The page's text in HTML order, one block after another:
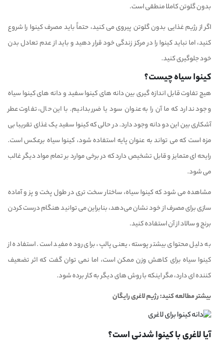
بدون گلوتن کاملا منطقی است.
اگر از رژیم غذایی بدون گلوتن پیروی می کنید، حتماً باید مصرف کینوا را شروع
کنید، اما نباید کینوا را در مرکز زندگی خود قرار دهید و باید از عدم تعادل بدن
خود جلوگیری کنید.
کینوا سیاه چیست؟
هیچ تفاوت قابل اندازه گیری بین دانه های کینوا سفید و دانه های کینوا سیاه
وجود ندارد که ما آن را به عنوان سود یا ضرر بدانیم. با این حال، تفاوت عطر
آشکاری بین این دو دانه وجود دارد. در حالی که کینوا سفید یک غذای تقریبا بی
مزه است که می تواند به عنوان پایه استفاده شود، کینوا سیاه برعکس است.
رایحه ای متمایز و قابل تشخیص دارد که در برخی موارد بر تمام مواد دیگر غالب
می شود.
مشاهده می شود که کینوا سیاه، ساختار سخت تری در طول پخت و پز و آماده
سازی برای مصرف از خود نشان می‌دهد، بنابراین می توانید هنگام درست کردن
برنج و سالاد از آن استفاده کنید.
به دلیل محتوای بیشتر پوسته، یعنی پالپ، برای روده مفید است. استفاده از
کینوا سیاه برای کاهش وزن ممکن است، اما نمی توان گفت که اثر تضعیف
کننده ای دارد، مگر اینکه با روش های دیگر به کار برده شود.
بیشتر مطالعه کنید:رژیم لاغری رایگان
آیا لاغری با کینوا شدنی است؟